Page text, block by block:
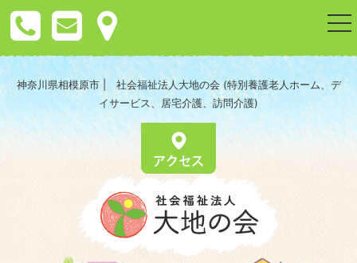
神奈川県相模原市 | 社会福祉法人大地の会 (特別養護老人ホーム、デ
イサービス、居宅介護、訪問介護)